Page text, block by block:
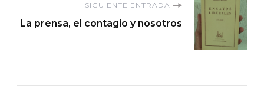
SIGUIENTE ENTRADA
La prensa, el contagio y nosotros